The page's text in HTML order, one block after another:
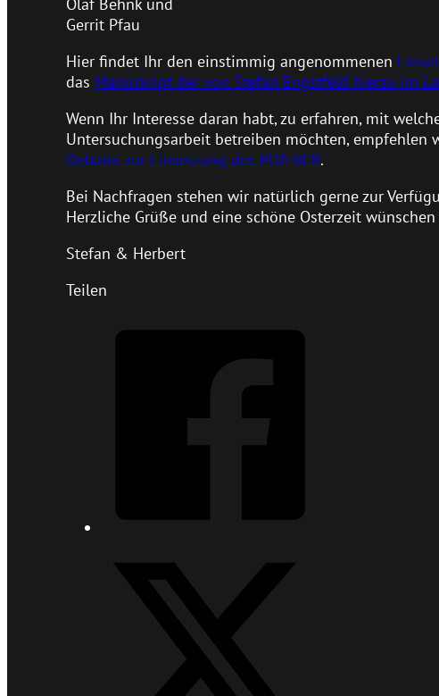
Gerrit Pfau
Hier findet Ihr den einstimmig angenommenen
das Manuskript der von Stefan Engstfeld hierzu im
Wenn Ihr Interesse daran habt, zu erfahren, mit
Untersuchungsarbeit betreiben möchten, empfehlen
Debatte zur Einsetzung des PUA BLB.
Bei Nachfragen stehen wir natürlich gerne zur
Herzliche Grüße und eine schöne Osterzeit wünschen
Stefan & Herbert
Teilen